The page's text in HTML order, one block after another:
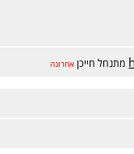
מתנחל חייכן אחרונה